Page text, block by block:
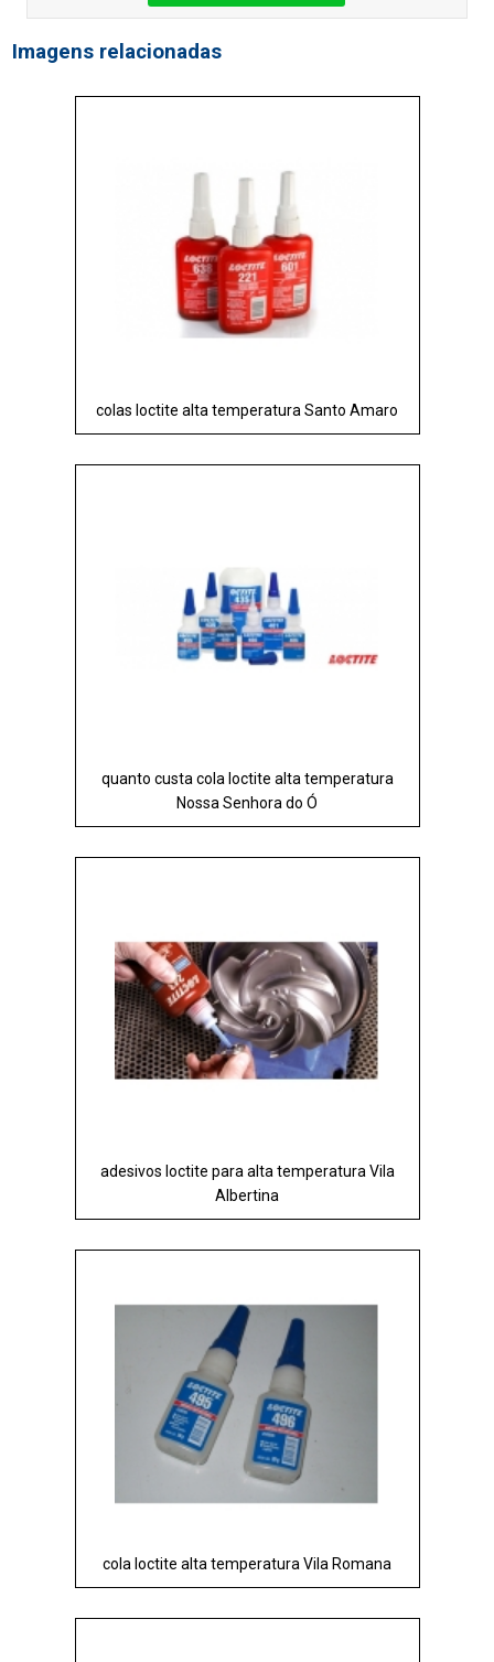
Imagens relacionadas
colas loctite alta temperatura Santo Amaro
quanto custa cola loctite alta temperatura
Nossa Senhora do Ó
adesivos loctite para alta temperatura Vila
Albertina
cola loctite alta temperatura Vila Romana